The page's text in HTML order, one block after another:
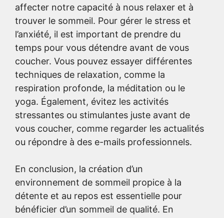
affecter notre capacité à nous relaxer et à
trouver le sommeil. Pour gérer le stress et
l’anxiété, il est important de prendre du
temps pour vous détendre avant de vous
coucher. Vous pouvez essayer différentes
techniques de relaxation, comme la
respiration profonde, la méditation ou le
yoga. Également, évitez les activités
stressantes ou stimulantes juste avant de
vous coucher, comme regarder les actualités
ou répondre à des e-mails professionnels.
En conclusion, la création d’un
environnement de sommeil propice à la
détente et au repos est essentielle pour
bénéficier d’un sommeil de qualité. En